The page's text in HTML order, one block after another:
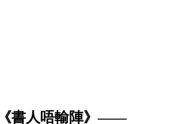
《書人唔輸陣》——